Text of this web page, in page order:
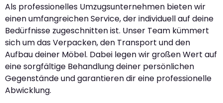
Als professionelles Umzugsunternehmen bieten wir
einen umfangreichen Service, der individuell auf deine
Bedürfnisse zugeschnitten ist. Unser Team kümmert
sich um das Verpacken, den Transport und den
Aufbau deiner Möbel. Dabei legen wir großen Wert auf
eine sorgfältige Behandlung deiner persönlichen
Gegenstände und garantieren dir eine professionelle
Abwicklung.